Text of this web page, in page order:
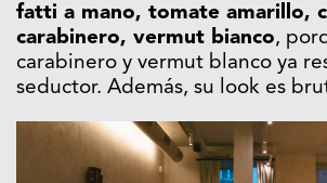
fatti a mano, tomate amarillo,
carabinero, vermut bianco,
carabinero y vermut blanco ya
seductor. Además, su look es